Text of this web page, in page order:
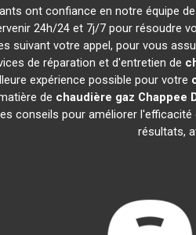
ont confiance en notre équipe
24h/24 et 7j/7 pour résoudre
suivant votre appel, pour vous
de réparation et d'entretien de
expérience possible pour votre
de chaudière gaz Chappee
conseils pour améliorer
résultats,